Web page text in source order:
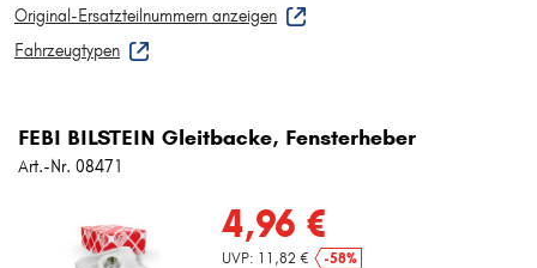
Original-Ersatzteilnummern anzeigen
Fahrzeugtypen
FEBI BILSTEIN Gleitbacke, Fensterheber
Art.-Nr. 08471
4,96 €
UVP: 11,82 €
-58%